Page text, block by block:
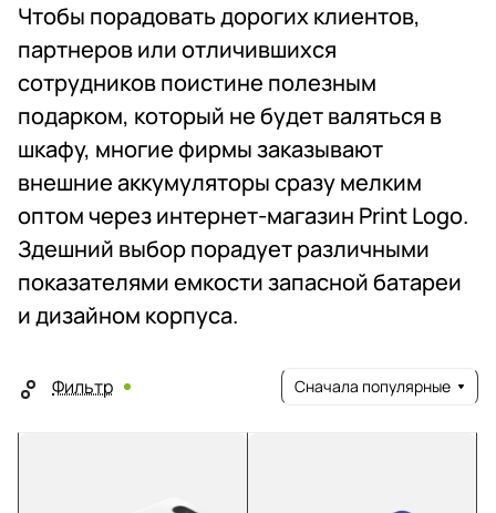
Чтобы порадовать дорогих клиентов,
партнеров или отличившихся
сотрудников поистине полезным
подарком, который не будет валяться в
шкафу, многие фирмы заказывают
внешние аккумуляторы сразу мелким
оптом через интернет-магазин Print Logo.
Здешний выбор порадует различными
показателями емкости запасной батареи
и дизайном корпуса.
Фильтр Сначала популярные